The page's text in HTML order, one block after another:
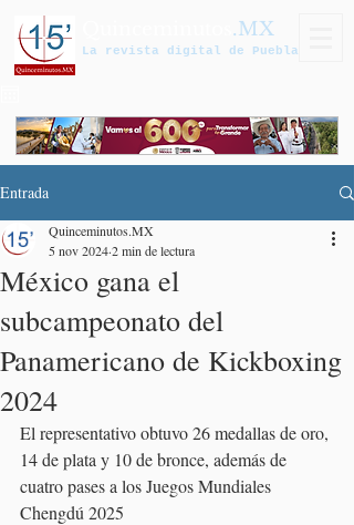
.MX
La revista digital de Puebla
Entrada
México gana el
subcampeonato del
Panamericano de Kickboxing
2024
Quinceminutos.MX
5 nov 20242 min de lectura
El representativo obtuvo 26 medallas de oro,
14 de plata y 10 de bronce, además de
cuatro pases a los Juegos Mundiales
Chengdú 2025